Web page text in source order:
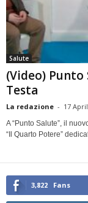
Salute
(Video)
Testa
La redazione - 17
A “Punto Salute”, il
“Il Quarto Potere”
3,822 Fans